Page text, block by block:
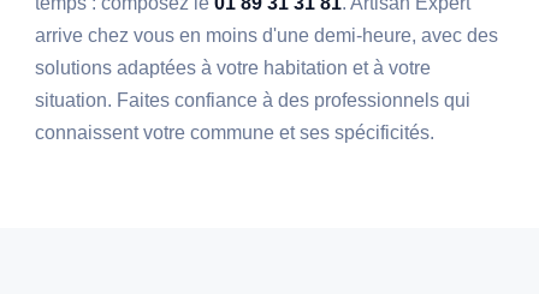
arrive chez vous en moins d'une demi-heure, avec des
solutions adaptées à votre habitation et à votre
situation. Faites confiance à des professionnels qui
connaissent votre commune et ses spécificités.